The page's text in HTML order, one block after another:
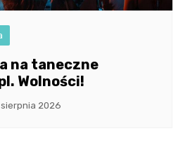
na taneczne
Wolności!
sierpnia 2026